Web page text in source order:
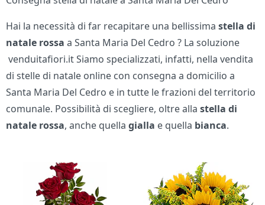
Hai la necessità di far recapitare una bellissimastella di
natale rossa a Santa Maria Del Cedro ? La soluzione
venduitafiori.it Siamo specializzati, infatti, nella vendita
di stelle di natale online con consegna a domicilio a
Santa Maria Del Cedro e in tutte le frazioni del territorio
comunale. Possibilità di scegliere, oltre allastella di
natale rossa, anche quellagialla e quella bianca.
Bouquet di fiori